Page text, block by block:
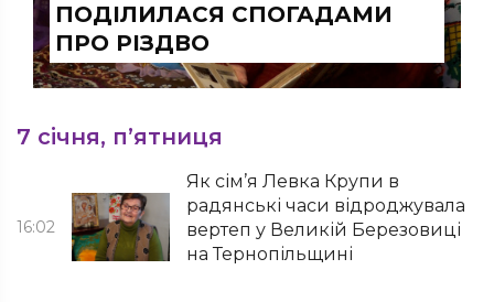
ПОДІЛИЛАСЯ СПОГАДАМИ
ПРО РІЗДВО
7 січня, п’ятниця
16:02
Як сім’я Левка Крупи в
радянські часи відроджувала
вертеп у Великій Березовиці
на Тернопільщині